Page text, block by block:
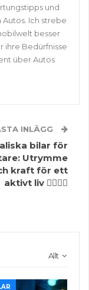
und
Ich strebe
besser
ihre Bedürfnisse
über Autos
INLÄGG
bilar för
Utrymme
kraft för ett
aktivt liv 🏋️‍♂️🚗💨
Allt